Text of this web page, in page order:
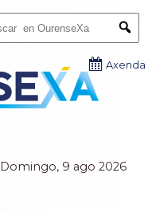
Domingo, 9 ago 2026
Axenda